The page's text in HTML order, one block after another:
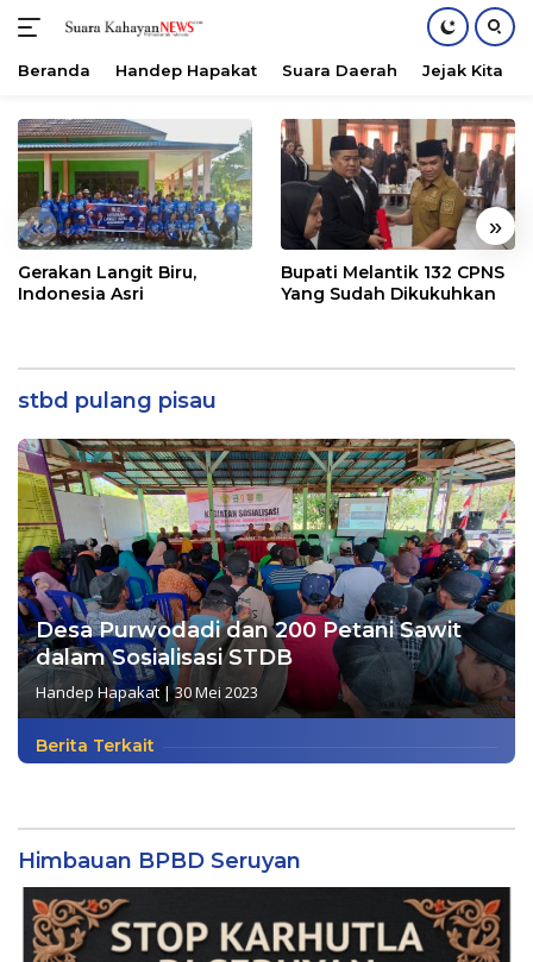
konten
Beranda Handep Hapakat Suara Daerah Jejak Kita
« »
Gerakan Langit Biru,
Indonesia Asri
Bupati Melantik 132 CPNS
Yang Sudah Dikukuhkan
stbd pulang pisau
Desa Purwodadi dan 200 Petani Sawit
dalam Sosialisasi STDB
Handep Hapakat |30 Mei 2023
Berita Terkait
Himbauan BPBD Seruyan